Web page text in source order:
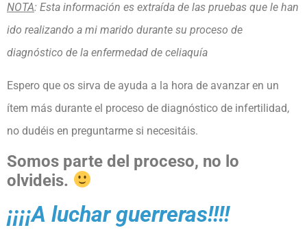
NOTA: Esta información es extraída de las pruebas que le han
ido realizando a mi marido durante su proceso de
diagnóstico de la enfermedad de celiaquía
Espero que os sirva de ayuda a la hora de avanzar en un
ítem más durante el proceso de diagnóstico de infertilidad,
no dudéis en preguntarme si necesitáis.
Somos parte del proceso, no lo
olvideis.
¡¡¡¡A luchar guerreras!!!!